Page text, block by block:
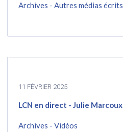
Archives - Autres médias écrits
11 FÉVRIER 2025
LCN en direct - Julie Marcoux
Archives - Vidéos